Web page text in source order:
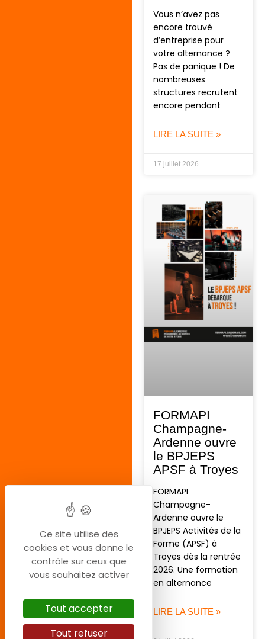
Vous n’avez pas
encore trouvé
d’entreprise pour
votre alternance ?
Pas de panique ! De
nombreuses
structures recrutent
encore pendant
LIRE LA SUITE »
17 juillet 2026
FORMAPI
Champagne-
Ardenne ouvre
le BPJEPS
APSF à Troyes
FORMAPI
Champagne-
Ardenne ouvre le
BPJEPS Activités de la
Forme (APSF) à
Troyes dès la rentrée
2026. Une formation
en alternance
LIRE LA SUITE »
Ce site utilise des
cookies et vous donne le
contrôle sur ceux que
vous souhaitez activer
Tout accepter
Tout refuser